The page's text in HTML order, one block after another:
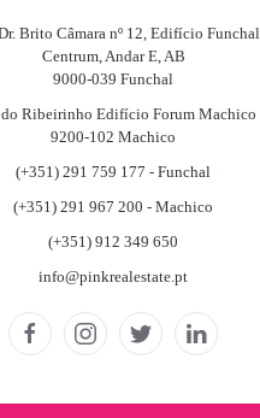
Brito Câmara nº 12, Edifício Funchal
Centrum, Andar E, AB
9000-039 Funchal
do Ribeirinho Edifício Forum Machico
9200-102 Machico
(+351) 291 759 177 - Funchal
(+351) 291 967 200 - Machico
(+351) 912 349 650
info@pinkrealestate.pt